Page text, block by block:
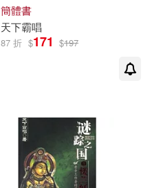
簡體書
天下霸唱
87 折 $171 $197